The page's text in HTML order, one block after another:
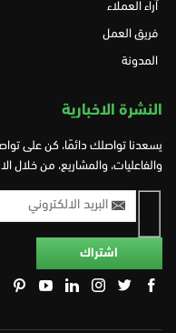
آراء العملاء
فريق العمل
المدونة
النشرة الاخبارية
يسعدنا تواصلك دائمًا، كن على
والفاعليات، والمشاريع، من خلال